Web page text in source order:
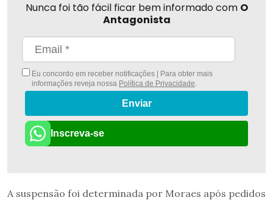
Nunca foi tão fácil ficar bem informado com O
Antagonista
Eu concordo em receber notificações | Para obter mais
informações reveja nossa Política de Privacidade.
Enviar
Inscreva-se
A suspensão foi determinada por Moraes após pedidos